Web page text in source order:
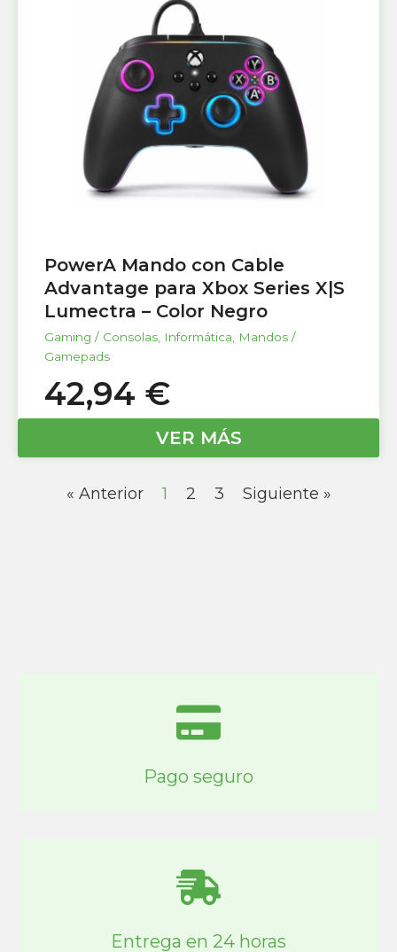
PowerA Mando con Cable
Advantage para Xbox Series X|S
Lumectra – Color Negro
Gaming / Consolas, Informática, Mandos /
Gamepads
42,94 €
VER MÁS
« Anterior 1 2 3 Siguiente »
Pago seguro
Entrega en 24 horas